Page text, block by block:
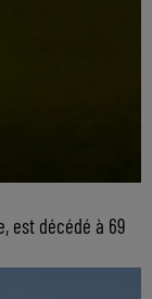
est décédé à 69